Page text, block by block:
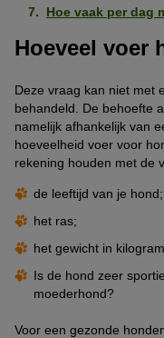
Hoe vaak per dag
Hoeveel voer
Deze vraag kan niet met
behandeld. De behoefte
namelijk afhankelijk van
hoeveelheid voer voor
rekening houden met de
de leeftijd van je hond;
het ras;
het gewicht in kilogram.
Is de hond zeer
moederhond?
Voor een gezonde